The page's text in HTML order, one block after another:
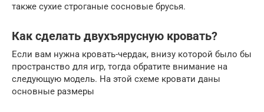
также сухие строганые сосновые брусья.
Как сделать двухъярусную кровать?
Если вам нужна кровать-чердак, внизу которой было бы
пространство для игр, тогда обратите внимание на
следующую модель. На этой схеме кровати даны
основные размеры